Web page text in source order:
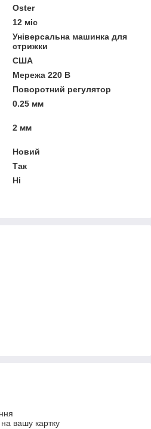
Oster
12 міс
Універсальна машинка для
стрижки
США
Мережа 220 В
Поворотний регулятор
0.25 мм
2 мм
Новий
Так
Ні
вашу картку